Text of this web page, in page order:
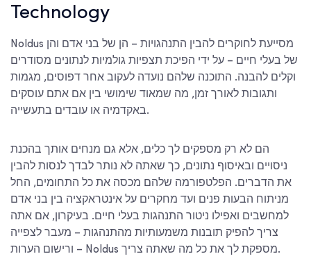
Technology
Noldus מסייעת לחוקרים להבין התנהגויות – הן של בני אדם והן
של בעלי חיים – על ידי הפיכת תצפיות גולמיות לנתונים מסודרים
וקלים להבנה. התוכנה שלהם נועדה לעקוב אחר דפוסים, מגמות
ותגובות לאורך זמן, מה שמאוד שימושי בין אם אתם עוסקים
באקדמיה או עובדים בתעשייה.
הם לא רק מספקים לך כלים, אלא גם מנחים אותך בהכנת
ניסויים ובאיסוף נתונים, כך שאתה לא נותר לבדך לנסות להבין
את הדברים. הפלטפורמה שלהם מכסה את כל התחומים, החל
מניתוח הבעות פנים ועד מחקרים על אינטראקציה בין בני אדם
למחשבים ואפילו ניטור התנהגות בעלי חיים. בעיקרון, אם אתה
צריך להפיק תובנות משמעותיות מהתנהגות – מעבר לצפייה
ורישום הערות – Noldus מספקת לך את כל מה שאתה צריך.